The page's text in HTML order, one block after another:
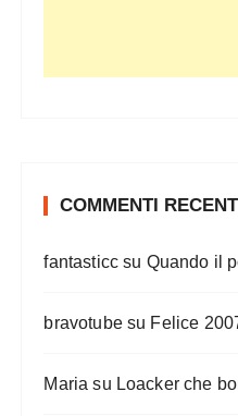
COMMENTI
fantasticc su Quando il
bravotubesu Felice
Maria su Loacker che